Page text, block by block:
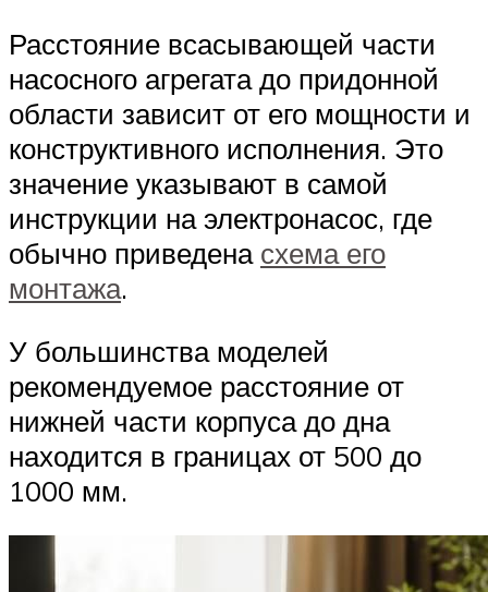
Расстояние всасывающей части
насосного агрегата до придонной
области зависит от его мощности и
конструктивного исполнения. Это
значение указывают в самой
инструкции на электронасос, где
обычно приведена схема его
монтажа.
У большинства моделей
рекомендуемое расстояние от
нижней части корпуса до дна
находится в границах от 500 до
1000 мм.